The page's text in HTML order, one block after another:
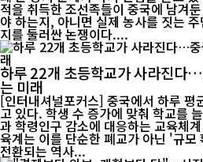
적을 취득한 조선족들이 중국에 남겨
야 하는지, 아니면 실제 농사를 짓는
지를 둘러싼 논쟁이다....
하루 22개 초등학교가 사라진다
는 미래
[인터내셔널포커스] 중국에서 하루 평
고 있다. 학생 수 증가에 맞춰 학교를
과 학령인구 감소에 대응하는 교육체
육계는 이를 단순한 폐교가 아닌 '규모
전환되는 역사...